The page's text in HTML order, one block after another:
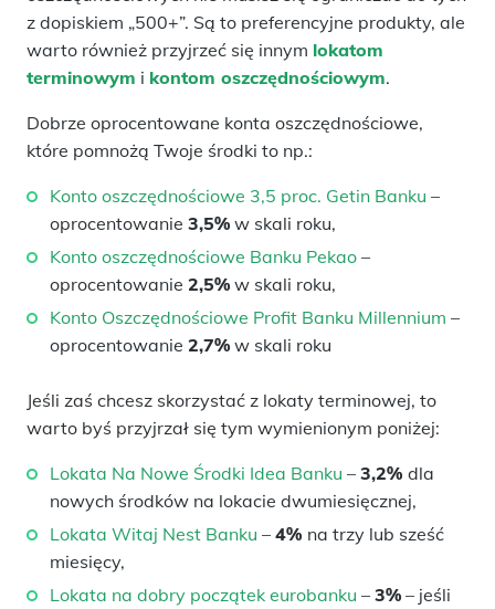
z dopiskiem „500+”. Są to preferencyjne produkty, ale
warto również przyjrzeć się innym lokatom
terminowym i kontom oszczędnościowym.
Dobrze oprocentowane konta oszczędnościowe,
które pomnożą Twoje środki to np.:
Konto oszczędnościowe 3,5 proc. Getin Banku –
oprocentowanie 3,5% w skali roku,
Konto oszczędnościowe Banku Pekao –
oprocentowanie 2,5% w skali roku,
Konto Oszczędnościowe Profit Banku Millennium –
oprocentowanie 2,7% w skali roku
Jeśli zaś chcesz skorzystać z lokaty terminowej, to
warto byś przyjrzał się tym wymienionym poniżej:
Lokata Na Nowe Środki Idea Banku – 3,2% dla
nowych środków na lokacie dwumiesięcznej,
Lokata Witaj Nest Banku – 4% na trzy lub sześć
miesięcy,
Lokata na dobry początek eurobanku – 3% – jeśli